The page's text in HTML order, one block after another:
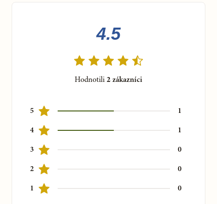
Byliny okamžite nakladáme a každý deň nálev špeciálnymi
jej účinky sú silné. Dokáže totiž aktivovať
ani vedľajšie účinky.
Viete, že...
byliny na tinktúry zbierame sami v čistej oblasti chránenej
svojich záhradách. Na výrobu tinktúr používame iba veľmi
kvalitný ovocný alkohol od českých dodávateľov.
Nepoužívame alkohol zo zemiakov či obilia. Alkoholu sa
môžete pred užitím jednoducho zbaviť, ak nakvapkáte
4.5
Hodnotili 2 zákazníci
5 1
4 1
3 0
2 0
1 0